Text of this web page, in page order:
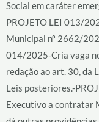
Social em caráter
PROJETO LEI 013/
Municipal nº 2662/
014/2025-Cria vaga
redação ao art. 30, da
Leis posteriores.-
Executivo a contratar